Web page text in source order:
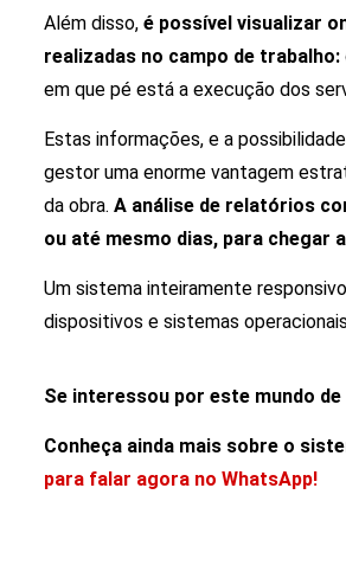
Além disso, é possível visualizar
realizadas no campo de trabalho:
em que pé está a execução dos
Estas informações, e a
gestor uma enorme vantagem
da obra. A análise de relatórios
ou até mesmo dias, para chegar
Um sistema inteiramente
dispositivos e sistemas
Se interessou por este mundo
Conheça ainda mais sobre o
para falar agora no WhatsApp!